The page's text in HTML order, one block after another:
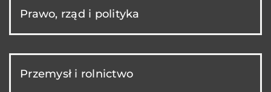
Prawo, rząd i polityka
Przemysł i rolnictwo